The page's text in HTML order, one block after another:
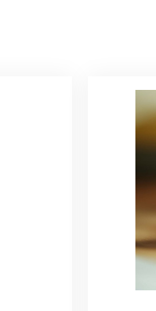
ゼント用に購入させていた
度も対応していただき、あ
グル！高級感あるスタイリッ
金に含まれており、こちら